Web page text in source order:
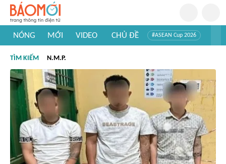
NÓNG MỚI VIDEO CHỦ ĐỀ #ASEAN Cup 2026
#Khám phá thế giới
TÌM KIẾM N.M.P.